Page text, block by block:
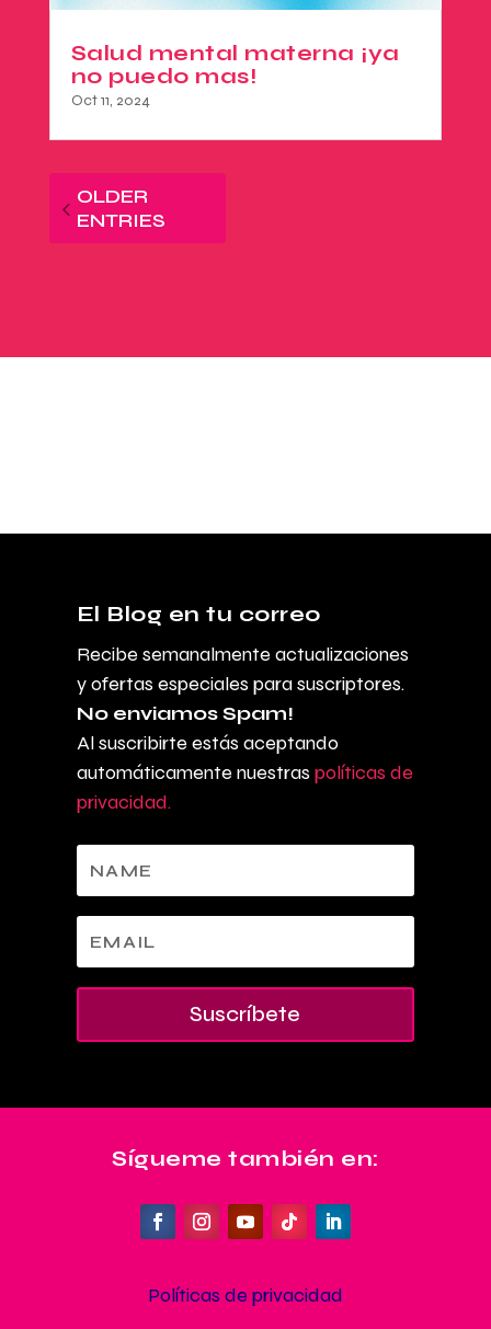
Salud mental materna ¡ya
no puedo mas!
Oct 11, 2024
OLDER
ENTRIES
El Blog en tu correo
Recibe semanalmente actualizaciones
y ofertas especiales para suscriptores.
No enviamos Spam!
Al suscribirte estás aceptando
automáticamente nuestras políticas de
privacidad.
Suscríbete
Sígueme también en:
Políticas de privacidad